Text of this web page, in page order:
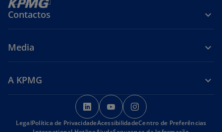
Contactos
Media
A KPMG
o
p
e
o
p
e
p
e
LegalPolítica de PrivacidadeAcessibilidadeCentro de Preferências